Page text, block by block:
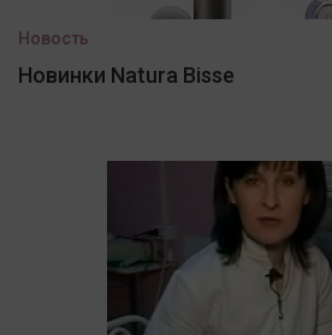
Новость
Новинки Natura Bisse